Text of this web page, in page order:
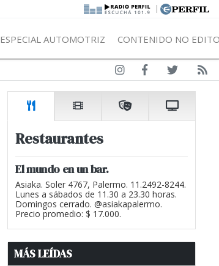
|
ESPECIAL AUTOMOTRIZ CONTENIDO NO
Restaurantes
El mundo en un bar.
Asiaka. Soler 4767, Palermo. 11.2492-8244.
Lunes a sábados de 11.30 a 23.30 horas.
Domingos cerrado. @asiakapalermo.
Precio promedio: $ 17.000.
MÁS LEÍDAS